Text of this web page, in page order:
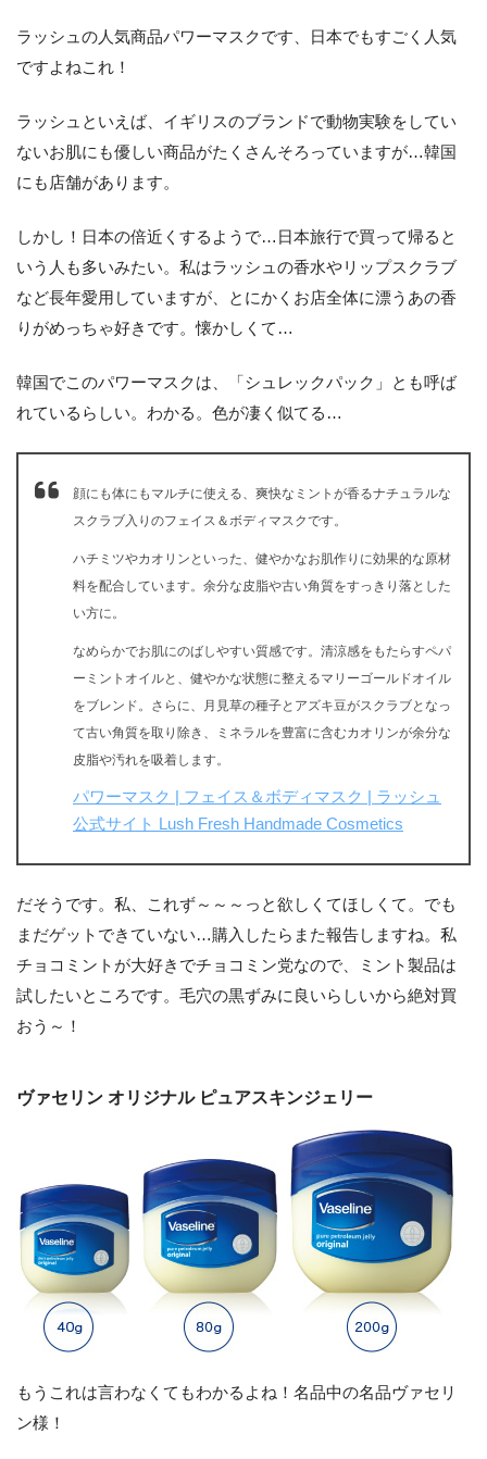
ラッシュの人気商品パワーマスクです、日本でもすごく人気
ですよねこれ！
ラッシュといえば、イギリスのブランドで動物実験をしてい
ないお肌にも優しい商品がたくさんそろっていますが…韓国
にも店舗があります。
しかし！日本の倍近くするようで…日本旅行で買って帰ると
いう人も多いみたい。私はラッシュの香水やリップスクラブ
など長年愛用していますが、とにかくお店全体に漂うあの香
りがめっちゃ好きです。懐かしくて…
韓国でこのパワーマスクは、「シュレックパック」とも呼ば
れているらしい。わかる。色が凄く似てる…
顔にも体にもマルチに使える、爽快なミントが香るナチュラルな
スクラブ入りのフェイス＆ボディマスクです。
ハチミツやカオリンといった、健やかなお肌作りに効果的な原材
料を配合しています。余分な皮脂や古い角質をすっきり落とした
い方に。
なめらかでお肌にのばしやすい質感です。清涼感をもたらすペパ
ーミントオイルと、健やかな状態に整えるマリーゴールドオイル
をブレンド。さらに、月見草の種子とアズキ豆がスクラブとなっ
て古い角質を取り除き、ミネラルを豊富に含むカオリンが余分な
皮脂や汚れを吸着します。
パワーマスク | フェイス＆ボディマスク | ラッシュ
公式サイト Lush Fresh Handmade Cosmetics
だそうです。私、これず～～～っと欲しくてほしくて。でも
まだゲットできていない…購入したらまた報告しますね。私
チョコミントが大好きでチョコミン党なので、ミント製品は
試したいところです。毛穴の黒ずみに良いらしいから絶対買
おう～！
ヴァセリン オリジナル ピュアスキンジェリー
もうこれは言わなくてもわかるよね！名品中の名品ヴァセリ
ン様！